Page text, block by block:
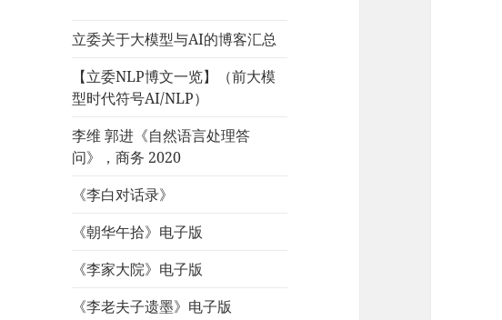
立委关于大模型与AI的博客汇总
【立委NLP博文一览】（前大模
型时代符号AI/NLP）
李维 郭进《自然语言处理答
问》，商务 2020
《李白对话录》
《朝华午拾》电子版
《李家大院》电子版
《李老夫子遗墨》电子版